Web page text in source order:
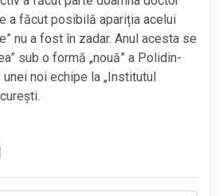
a făcut posibilă apariția acelui
nu a fost în zadar. Anul acesta se
sub o formă „nouă” a Polidin-
noi echipe la „Institutul